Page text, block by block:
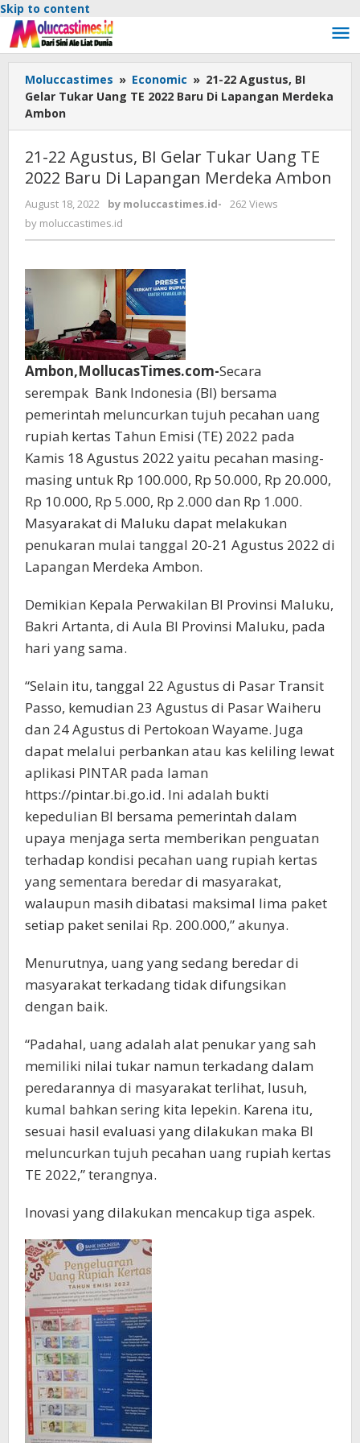
Skip to content
Moluccastimes » Economic » 21-22 Agustus, BI
Gelar Tukar Uang TE 2022 Baru Di Lapangan Merdeka
Ambon
21-22 Agustus, BI Gelar Tukar Uang TE
2022 Baru Di Lapangan Merdeka Ambon
August 18, 2022 by moluccastimes.id-
262 Views
by moluccastimes.id
Ambon,MollucasTimes.com-Secara
serempak Bank Indonesia (BI) bersama
pemerintah meluncurkan tujuh pecahan uang
rupiah kertas Tahun Emisi (TE) 2022 pada
Kamis 18 Agustus 2022 yaitu pecahan masing-
masing untuk Rp 100.000, Rp 50.000, Rp 20.000,
Rp 10.000, Rp 5.000, Rp 2.000 dan Rp 1.000.
Masyarakat di Maluku dapat melakukan
penukaran mulai tanggal 20-21 Agustus 2022 di
Lapangan Merdeka Ambon.
Demikian Kepala Perwakilan BI Provinsi Maluku,
Bakri Artanta, di Aula BI Provinsi Maluku, pada
hari yang sama.
“Selain itu, tanggal 22 Agustus di Pasar Transit
Passo, kemudian 23 Agustus di Pasar Waiheru
dan 24 Agustus di Pertokoan Wayame. Juga
dapat melalui perbankan atau kas keliling lewat
aplikasi PINTAR pada laman
https://pintar.bi.go.id. Ini adalah bukti
kepedulian BI bersama pemerintah dalam
upaya menjaga serta memberikan penguatan
terhadap kondisi pecahan uang rupiah kertas
yang sementara beredar di masyarakat,
walaupun masih dibatasi maksimal lima paket
setiap paket senilai Rp. 200.000,” akunya.
Menurutnya, uang yang sedang beredar di
masyarakat terkadang tidak difungsikan
dengan baik.
“Padahal, uang adalah alat penukar yang sah
memiliki nilai tukar namun terkadang dalam
peredarannya di masyarakat terlihat, lusuh,
kumal bahkan sering kita lepekin. Karena itu,
sesuai hasil evaluasi yang dilakukan maka BI
meluncurkan tujuh pecahan uang rupiah kertas
TE 2022,” terangnya.
Inovasi yang dilakukan mencakup tiga aspek.